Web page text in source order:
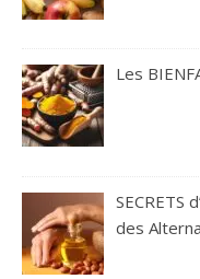
Les
SECRETS
des